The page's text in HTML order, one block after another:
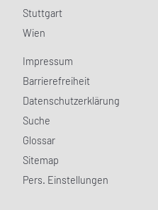
Stuttgart
Wien
Impressum
Barrierefreiheit
Datenschutzerklärung
Suche
Glossar
Sitemap
Pers. Einstellungen